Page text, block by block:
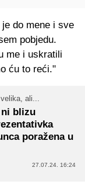
do mene i sve
pobjedu.
me i uskratili
ću to reći."
ali...
blizu
poražena u
27.07.24. 16:24